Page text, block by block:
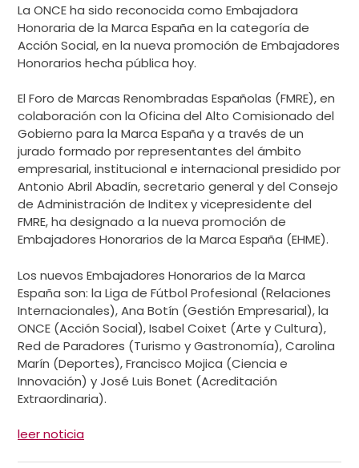
La ONCE ha sido reconocida como Embajadora
Honoraria de la Marca España en la categoría de
Acción Social, en la nueva promoción de Embajadores
Honorarios hecha pública hoy.
El Foro de Marcas Renombradas Españolas (FMRE), en
colaboración con la Oficina del Alto Comisionado del
Gobierno para la Marca España y a través de un
jurado formado por representantes del ámbito
empresarial, institucional e internacional presidido por
Antonio Abril Abadín, secretario general y del Consejo
de Administración de Inditex y vicepresidente del
FMRE, ha designado a la nueva promoción de
Embajadores Honorarios de la Marca España (EHME).
Los nuevos Embajadores Honorarios de la Marca
España son: la Liga de Fútbol Profesional (Relaciones
Internacionales), Ana Botín (Gestión Empresarial), la
ONCE (Acción Social), Isabel Coixet (Arte y Cultura),
Red de Paradores (Turismo y Gastronomía), Carolina
Marín (Deportes), Francisco Mojica (Ciencia e
Innovación) y José Luis Bonet (Acreditación
Extraordinaria).
leer noticia